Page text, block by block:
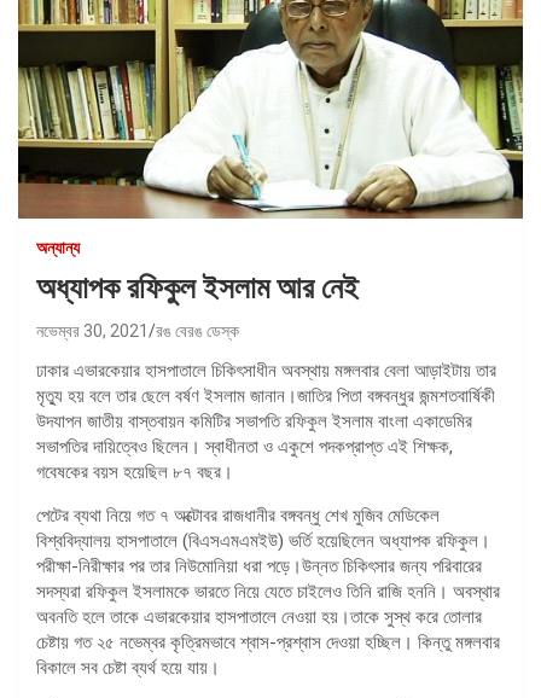
অন্যান্য
অধ্যাপক রফিকুল ইসলাম আর নেই
নভেম্বর 30, 2021 রঙ বেরঙ ডেস্ক
ঢাকার এভারকেয়ার হাসপাতালে চিকিৎসাধীন অবস্থায় মঙ্গলবার বেলা আড়াইটায় তার
মৃত্যু হয় বলে তার ছেলে বর্ষণ ইসলাম জানান।জাতির পিতা বঙ্গবন্ধুর জন্মশতবার্ষিকী
উদযাপন জাতীয় বাস্তবায়ন কমিটির সভাপতি রফিকুল ইসলাম বাংলা একাডেমির
সভাপতির দায়িত্বেও ছিলেন। স্বাধীনতা ও একুশে পদকপ্রাপ্ত এই শিক্ষক,
গবেষকের বয়স হয়েছিল ৮৭ বছর।
পেটের ব্যথা নিয়ে গত ৭ অক্টোবর রাজধানীর বঙ্গবন্ধু শেখ মুজিব মেডিকেল
বিশ্ববিদ্যালয় হাসপাতালে (বিএসএমএমইউ) ভর্তি হয়েছিলেন অধ্যাপক রফিকুল।
পরীক্ষা-নিরীক্ষার পর তার নিউমোনিয়া ধরা পড়ে।উন্নত চিকিৎসার জন্য পরিবারের
সদস্যরা রফিকুল ইসলামকে ভারতে নিয়ে যেতে চাইলেও তিনি রাজি হননি। অবস্থার
অবনতি হলে তাকে এভারকেয়ার হাসপাতালে নেওয়া হয়।তাকে সুস্থ করে তোলার
চেষ্টায় গত ২৫ নভেম্বর কৃত্রিমভাবে শ্বাস-প্রশ্বাস দেওয়া হচ্ছিল। কিন্তু মঙ্গলবার
বিকালে সব চেষ্টা ব্যর্থ হয়ে যায়।